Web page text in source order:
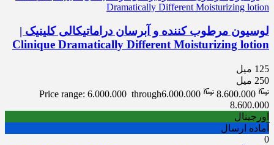
لوسیون مرطوب کننده و آبرسان دراماتیکالی کلینیک |
Clinique Dramatically Different Moisturizing lotion
125 میل
250 میل
8.600.000
6.000.000
Price range: 6.000.000 through
8.600.000
اورجینال
آماده ارسال
0